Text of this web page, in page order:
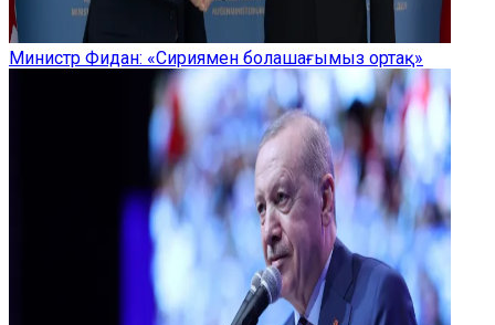
Министр Фидан: «Сириямен болашағымыз ортақ»